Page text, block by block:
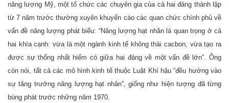
năng lượng Mỹ, một tổ chức các chuyên gia của cả hai đảng thành lập
từ 7 năm trước thường xuyên khuyến cáo các quan chức chính phủ về
vấn đề năng lượng phát biểu: “Năng lượng hạt nhân là quan trọng ở cả
hai khía cạnh: vừa là một ngành kinh tế không thải cacbon, vừa tạo ra
được sự thống nhất hiếm có giữa hai đảng về một vấn đề lớn”. Ông
còn nói, tất cả các mô hình kinh tế thuộc Luật Khí hậu “đều hướng vào
sự tăng trưởng năng lượng hạt nhân”, giống như hiện tượng đã từng
bùng phát trước những năm 1970.